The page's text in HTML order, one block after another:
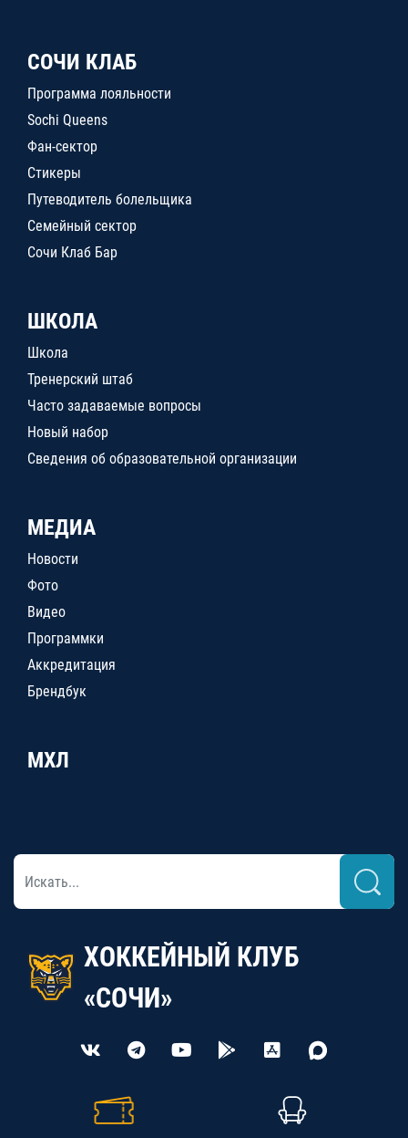
СОЧИ КЛАБ
Программа лояльности
Sochi Queens
Фан-сектор
Стикеры
Путеводитель болельщика
Семейный сектор
Сочи Клаб Бар
ШКОЛА
Школа
Тренерский штаб
Часто задаваемые вопросы
Новый набор
Сведения об образовательной организации
МЕДИА
Новости
Фото
Видео
Программки
Аккредитация
Брендбук
МХЛ
ХОККЕЙНЫЙ КЛУБ
«СОЧИ»